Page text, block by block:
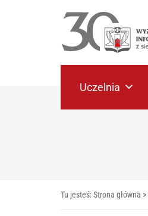
Uczelnia
Tu jesteś:Strona główna >